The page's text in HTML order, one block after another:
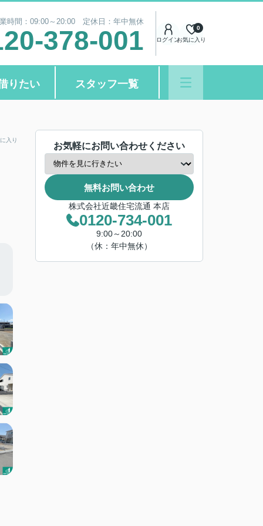
時間：09:00～20:00 定休日：年中無休
378-001 ログインお気に入り
0
りたい スタッフ一覧
入り
お気軽にお問い合わせください
無料お問い合わせ
株式会社近畿住宅流通 本店
0120-734-001
9:00～20:00
（休：年中無休）